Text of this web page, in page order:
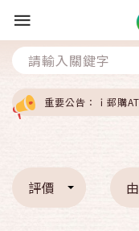
重要公告：ｉ郵購
評價